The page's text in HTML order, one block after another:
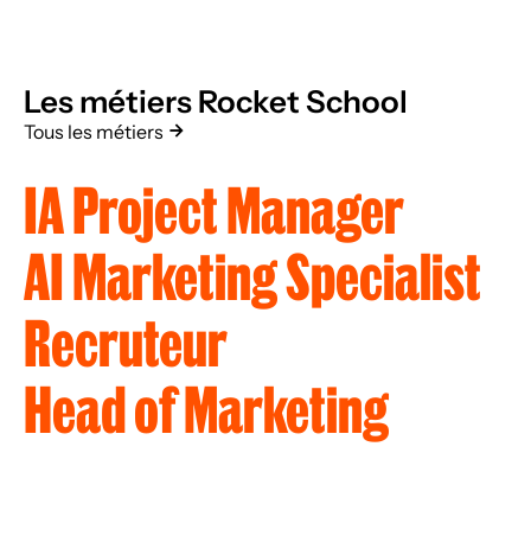
Les métiers Rocket School
Tous les métiers
IA Project Manager
AI Marketing Specialist
Recruteur
Head of Marketing